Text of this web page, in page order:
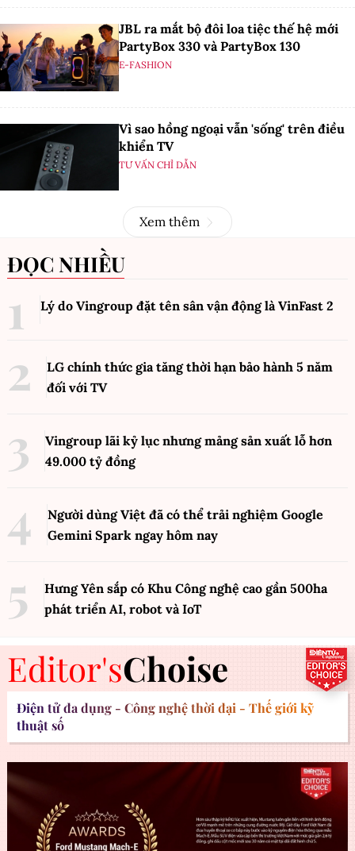
JBL ra mắt bộ đôi loa tiệc thế hệ mới
PartyBox 330 và PartyBox 130
E-FASHION
Vì sao hồng ngoại vẫn 'sống' trên điều
khiển TV
TƯ VẤN CHỈ DẪN
Xem thêm
ĐỌC NHIỀU
Lý do Vingroup đặt tên sân vận động là VinFast 2
LG chính thức gia tăng thời hạn bảo hành 5 năm
đối với TV
Vingroup lãi kỷ lục nhưng mảng sản xuất lỗ hơn
49.000 tỷ đồng
Người dùng Việt đã có thể trải nghiệm Google
Gemini Spark ngay hôm nay
Hưng Yên sắp có Khu Công nghệ cao gần 500ha
phát triển AI, robot và IoT
Editor'sChoise
Điện tử đa dụng - Công nghệ thời đại - Thế giới kỹ
thuật số